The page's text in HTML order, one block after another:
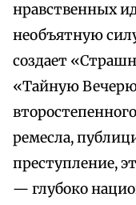
нравственных
необъятную
создает
«Тайную
ремесла,
преступление,
— глубоко